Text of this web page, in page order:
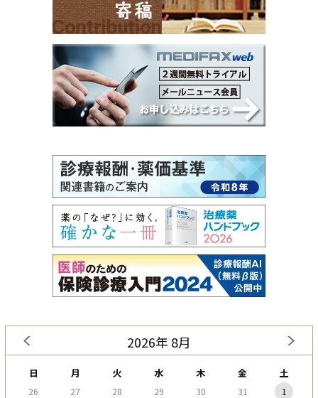
2026年 8月
日 月 火 水 木 金 土
26 27 28 29 30 31
1